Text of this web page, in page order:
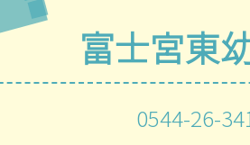
富士宮東
0544-26-